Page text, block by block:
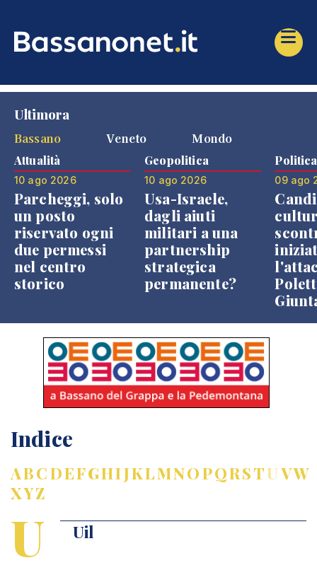
Ultimora
Bassano
Veneto Mondo
Attualità
10 ago 2026
Parcheggi, solo
un posto
riservato ogni
due permessi
nel centro
storico
Geopolitica
10 ago 2026
Usa-Israele,
dagli aiuti
militari a una
partnership
strategica
permanente?
Politica
09 ago
Indice
ABCDEFGHIJKLMNOPQRSTUVW
XYZ
U Uil